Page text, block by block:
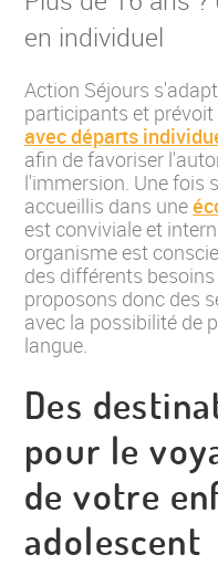
en individuel
Action Séjours
participants et prévoit
avec départs
afin de favoriser
l'immersion. Une fois
accueillis dans une
est conviviale et
organisme est
des différents
proposons donc des
avec la possibilité de
langue.
Des
pour le
de votre
adolescent